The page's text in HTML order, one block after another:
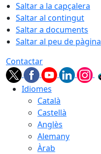
Saltar a la capçalera
Saltar al contingut
Saltar a documents
Saltar al peu de pàgina
Contactar
Idiomes
Català
Castellà
Anglès
Alemany
Àrab